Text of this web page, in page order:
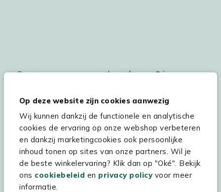
Op deze website zijn cookies aanwezig
Wij kunnen dankzij de functionele en analytische
cookies de ervaring op onze webshop verbeteren
en dankzij marketingcookies ook persoonlijke
inhoud tonen op sites van onze partners. Wil je
de beste winkelervaring? Klik dan op "Oké". Bekijk
ons cookiebeleid en privacy policyvoor meer
informatie.
De persoonsgegegevens worden conform onsPrivacy
Hulp & service
Assortiment
Kees Smit Tuinmeubelen